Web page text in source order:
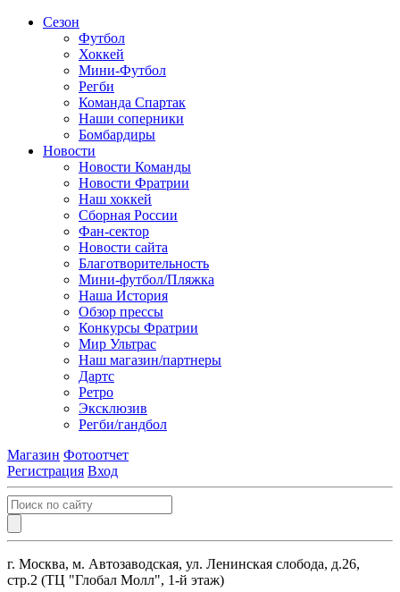
Сезон
Футбол
Хоккей
Мини-Футбол
Регби
Команда Спартак
Наши соперники
Бомбардиры
Новости
Новости Команды
Новости Фратрии
Наш хоккей
Сборная России
Фан-cектор
Новости сайта
Благотворительность
Мини-футбол/Пляжка
Наша История
Обзор прессы
Конкурсы Фратрии
Мир Ультрас
Наш магазин/партнеры
Дартс
Ретро
Эксклюзив
Регби/гандбол
Магазин Фотоотчет
Регистрация Вход
г. Москва, м. Автозаводская, ул. Ленинская слобода, д.26,
стр.2 (ТЦ "Глобал Молл", 1-й этаж)